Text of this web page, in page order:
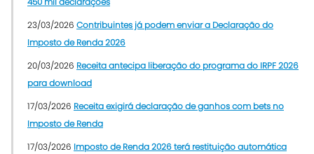
23/03/2026 Contribuintes já podem enviar a Declaração do
Imposto de Renda 2026
20/03/2026 Receita antecipa liberação do programa do IRPF 2026
para download
17/03/2026 Receita exigirá declaração de ganhos com bets no
Imposto de Renda
17/03/2026 Imposto de Renda 2026 terá restituição automática